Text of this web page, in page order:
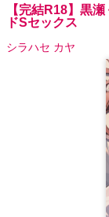
【完結R18】黒
ドSセックス
シラハセ カヤ